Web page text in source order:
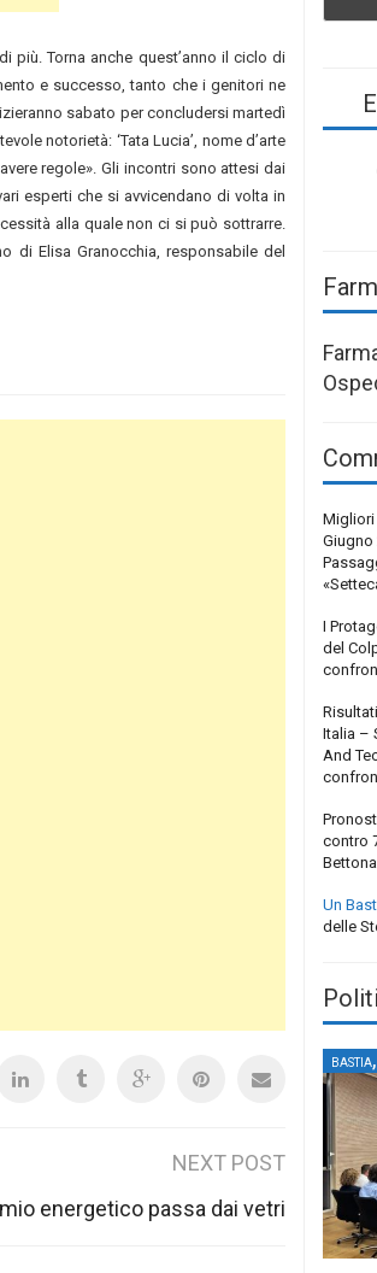
più. Torna anche quest’anno il ciclo di
e successo, tanto che i genitori ne
sabato per concludersi martedì
notorietà: ‘Tata Lucia’, nome d’arte
regole». Gli incontri sono attesi dai
esperti che si avvicendano di volta in
alla quale non ci si può sottrarre.
di Elisa Granocchia, responsabile del
NEXT POST
energetico passa dai vetri
Migliori
I
del
Italia –
And
contro
Un
delle
BASTIA,